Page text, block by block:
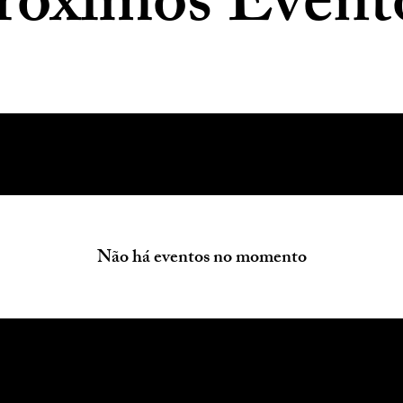
Não há eventos no momento